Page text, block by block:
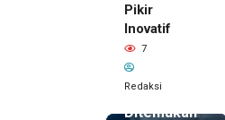
Pikir
Inovatif
7
Redaksi
1 hari lalu
Pemilik
Royal
Phone
Ditemukan